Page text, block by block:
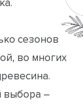
сезонов
во многих
выбора –